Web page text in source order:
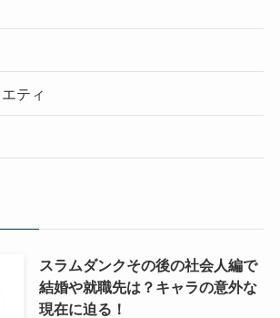
ティ
スラムダンクその後の社会人編で
結婚や就職先は？キャラの意外な
現在に迫る！